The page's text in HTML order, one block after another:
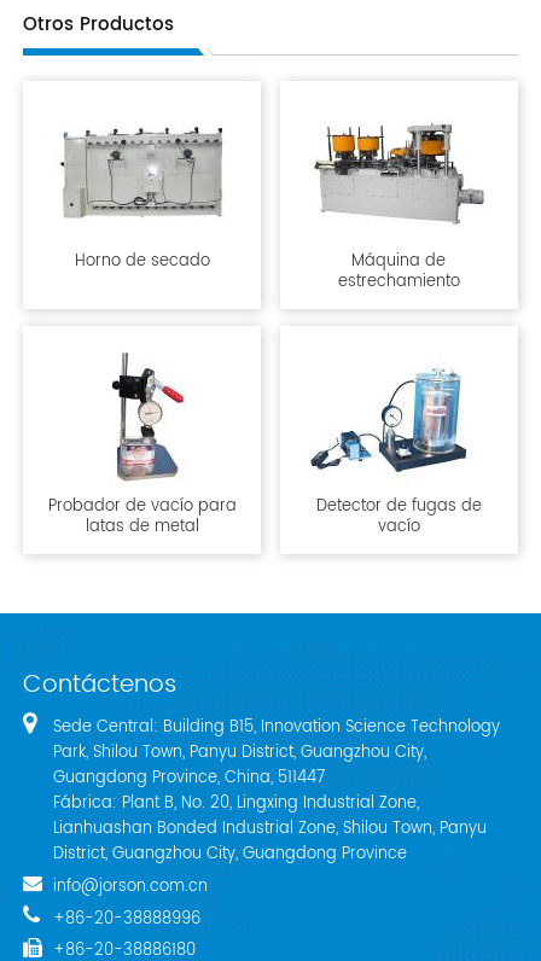
Otros Productos
Horno de secado
Máquina de
estrechamiento
Probador de vacío para
latas de metal
Detector de fugas de
vacío
Contáctenos
Sede Central: Building B15, Innovation Science Technology
Park, Shilou Town, Panyu District, Guangzhou City,
Guangdong Province, China, 511447
Fábrica: Plant B, No. 20, Lingxing Industrial Zone,
Lianhuashan Bonded Industrial Zone, Shilou Town, Panyu
District, Guangzhou City, Guangdong Province
info@jorson.com.cn
+86-20-38888996
+86-20-38886180